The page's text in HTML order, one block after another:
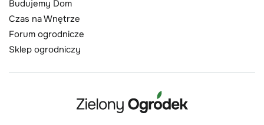
Budujemy Dom
Czas na Wnętrze
Forum ogrodnicze
Sklep ogrodniczy